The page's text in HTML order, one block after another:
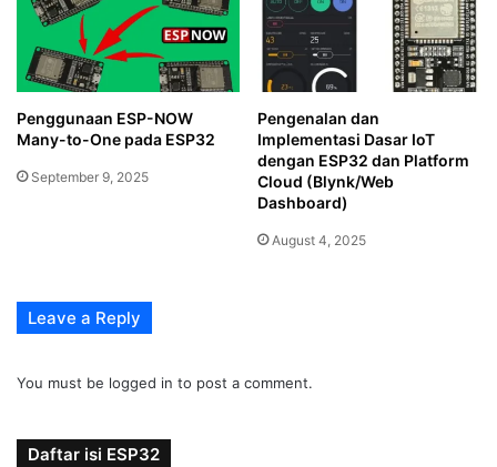
Penggunaan ESP-NOW
Many-to-One pada ESP32
September 9, 2025
Pengenalan dan
Implementasi Dasar IoT
dengan ESP32 dan Platform
Cloud (Blynk/Web
Dashboard)
August 4, 2025
Leave a Reply
You must be logged in to post a comment.
Daftar isi ESP32